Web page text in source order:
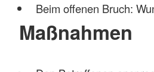
Beim offenen Bruch:
Maßnahmen